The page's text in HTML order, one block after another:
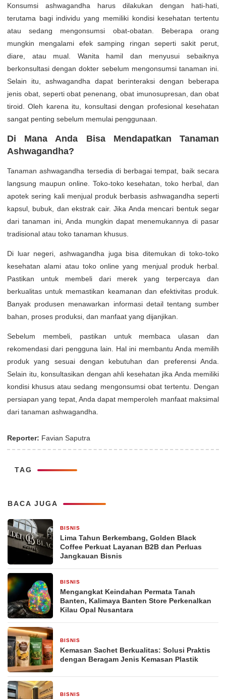
Konsumsi ashwagandha harus dilakukan dengan hati-hati,
terutama bagi individu yang memiliki kondisi kesehatan tertentu
atau sedang mengonsumsi obat-obatan. Beberapa orang
mungkin mengalami efek samping ringan seperti sakit perut,
diare, atau mual. Wanita hamil dan menyusui sebaiknya
berkonsultasi dengan dokter sebelum mengonsumsi tanaman ini.
Selain itu, ashwagandha dapat berinteraksi dengan beberapa
jenis obat, seperti obat penenang, obat imunosupresan, dan obat
tiroid. Oleh karena itu, konsultasi dengan profesional kesehatan
sangat penting sebelum memulai penggunaan.
Di Mana Anda Bisa Mendapatkan Tanaman
Ashwagandha?
Tanaman ashwagandha tersedia di berbagai tempat, baik secara
langsung maupun online. Toko-toko kesehatan, toko herbal, dan
apotek sering kali menjual produk berbasis ashwagandha seperti
kapsul, bubuk, dan ekstrak cair. Jika Anda mencari bentuk segar
dari tanaman ini, Anda mungkin dapat menemukannya di pasar
tradisional atau toko tanaman khusus.
Di luar negeri, ashwagandha juga bisa ditemukan di toko-toko
kesehatan alami atau toko online yang menjual produk herbal.
Pastikan untuk membeli dari merek yang terpercaya dan
berkualitas untuk memastikan keamanan dan efektivitas produk.
Banyak produsen menawarkan informasi detail tentang sumber
bahan, proses produksi, dan manfaat yang dijanjikan.
Sebelum membeli, pastikan untuk membaca ulasan dan
rekomendasi dari pengguna lain. Hal ini membantu Anda memilih
produk yang sesuai dengan kebutuhan dan preferensi Anda.
Selain itu, konsultasikan dengan ahli kesehatan jika Anda memiliki
kondisi khusus atau sedang mengonsumsi obat tertentu. Dengan
persiapan yang tepat, Anda dapat memperoleh manfaat maksimal
dari tanaman ashwagandha.
Reporter: Favian Saputra
TAG
BACA JUGA
BISNIS
Lima Tahun Berkembang, Golden Black
Coffee Perkuat Layanan B2B dan Perluas
Jangkauan Bisnis
BISNIS
Mengangkat Keindahan Permata Tanah
Banten, Kalimaya Banten Store Perkenalkan
Kilau Opal Nusantara
BISNIS
Kemasan Sachet Berkualitas: Solusi Praktis
dengan Beragam Jenis Kemasan Plastik
BISNIS